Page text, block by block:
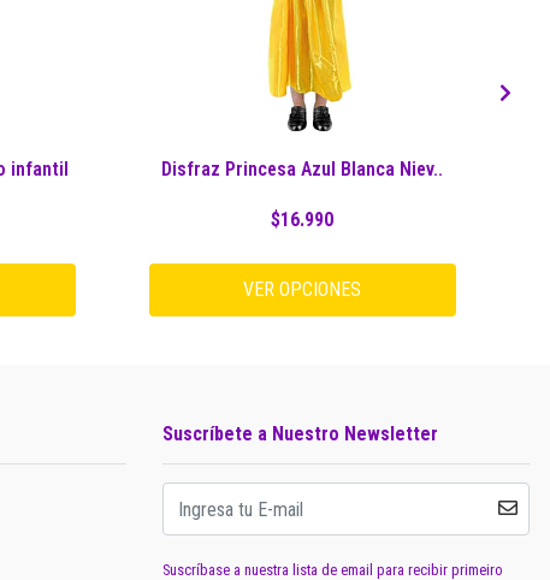
infantil Disfraz Princesa Azul Blanca Niev..
$16.990
VER OPCIONES
Suscríbete a Nuestro Newsletter
Suscríbase a nuestra lista de email para recibir primeiro